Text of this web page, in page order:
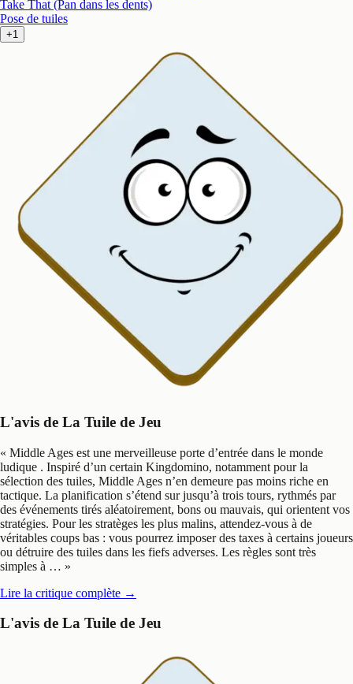
Take That (Pan dans les dents)
Pose de tuiles
+1
L'avis de La Tuile de Jeu
« Middle Ages est une merveilleuse porte d’entrée dans le monde
ludique . Inspiré d’un certain Kingdomino, notamment pour la
sélection des tuiles, Middle Ages n’en demeure pas moins riche en
tactique. La planification s’étend sur jusqu’à trois tours, rythmés par
des événements tirés aléatoirement, bons ou mauvais, qui orientent vos
stratégies. Pour les stratèges les plus malins, attendez-vous à de
véritables coups bas : vous pourrez imposer des taxes à certains joueurs
ou détruire des tuiles dans les fiefs adverses. Les règles sont très
simples à … »
Lire la critique complète →
L'avis de La Tuile de Jeu